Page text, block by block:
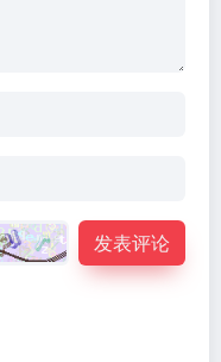
发表评论